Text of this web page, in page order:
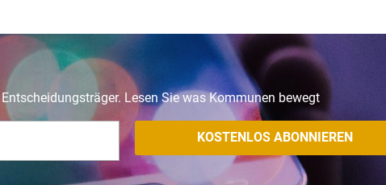
Lesen Sie was Kommunen bewegt